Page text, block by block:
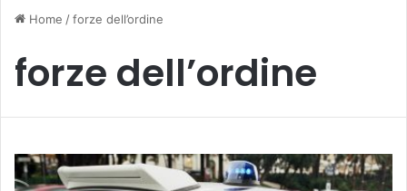
Home /forze dell’ordine
forze dell’ordine